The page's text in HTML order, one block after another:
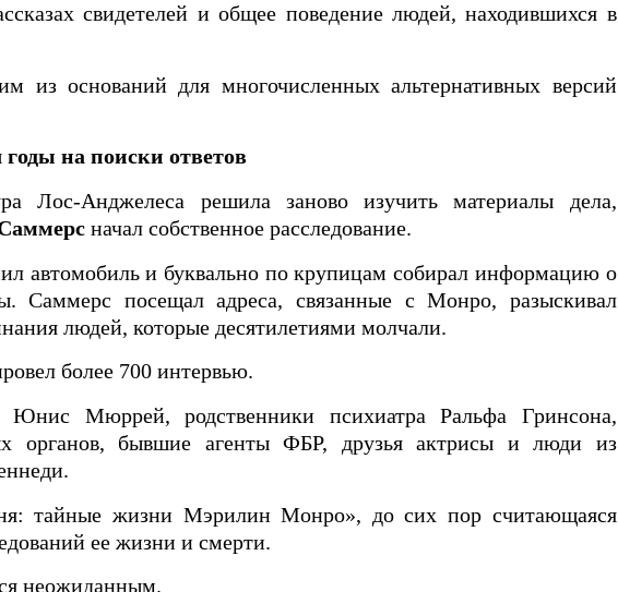
свидетелей и общее поведение людей, находившихся в
из оснований для многочисленных альтернативных версий
на поиски ответов
Лос-Анджелеса решила заново изучить материалы дела,
начал собственное расследование.
автомобиль и буквально по крупицам собирал информацию о
Саммерс посещал адреса, связанные с Монро, разыскивал
людей, которые десятилетиями молчали.
более 700 интервью.
Юнис Мюррей, родственники психиатра Ральфа Гринсона,
органов, бывшие агенты ФБР, друзья актрисы и люди из
тайные жизни Мэрилин Монро», до сих пор считающаяся
ее жизни и смерти.
неожиданным.